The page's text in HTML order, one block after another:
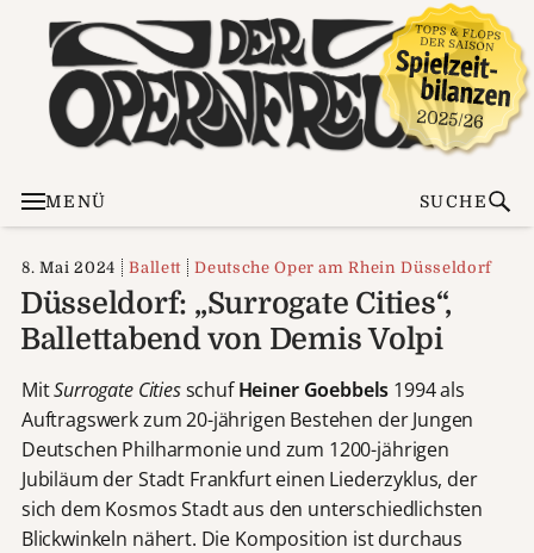
MENÜ SUCHE
8. Mai 2024 Ballett Deutsche Oper am Rhein Düsseldorf
Düsseldorf: „Surrogate Cities“,
Ballettabend von Demis Volpi
MitSurrogate CitiesschufHeiner Goebbels 1994 als
Auftragswerk zum 20-jährigen Bestehen der Jungen
Deutschen Philharmonie und zum 1200-jährigen
Jubiläum der Stadt Frankfurt einen Liederzyklus, der
sich dem Kosmos Stadt aus den unterschiedlichsten
Blickwinkeln nähert. Die Komposition ist durchaus